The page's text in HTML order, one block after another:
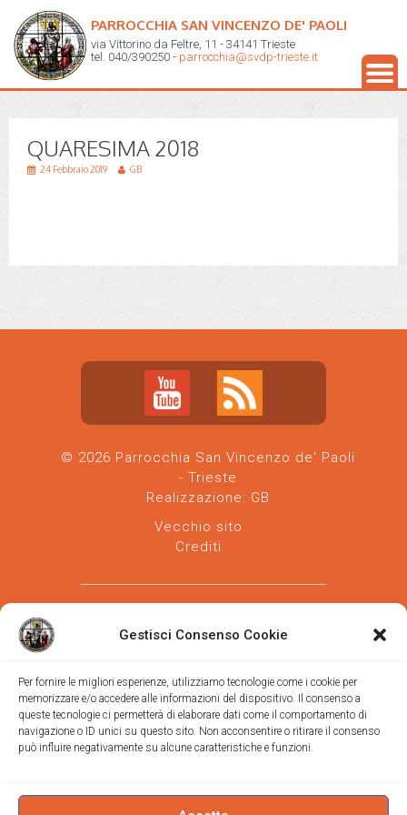
Gestisci Consenso Cookie
Per fornire le migliori esperienze, utilizziamo tecnologie come i cookie per
memorizzare e/o accedere alle informazioni del dispositivo. Il consenso a
queste tecnologie ci permetterà di elaborare dati come il comportamento di
navigazione o ID unici su questo sito. Non acconsentire o ritirare il consenso
può influire negativamente su alcune caratteristiche e funzioni.
PARROCCHIA SAN VINCENZO DE' PAOLI
via Vittorino da Feltre, 11 - 34141 Trieste
tel. 040/390250 - parrocchia@svdp-trieste.it
QUARESIMA 2018
24 Febbraio 2019 GB
© 2026 Parrocchia San Vincenzo de' Paoli
- Trieste
Realizzazione: GB
Vecchio sito
Crediti
Parrocchia san Vincenzo de' Paoli-Diocesi
di Trieste
via Vittorino da Feltre, 11 (chiesa)
Trieste